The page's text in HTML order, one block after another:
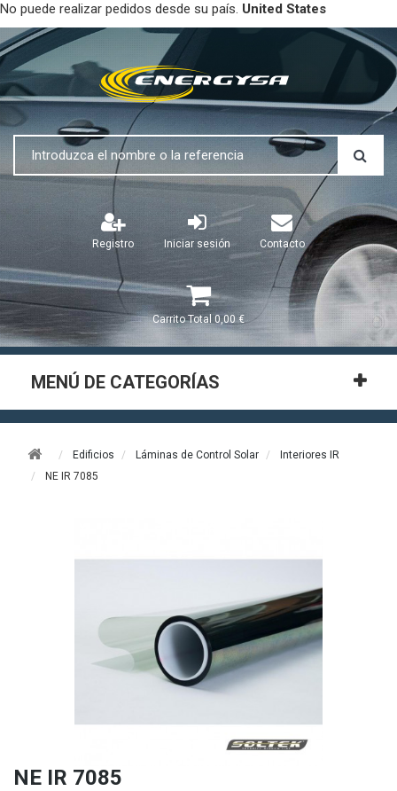
No puede realizar pedidos desde su país. United States
Registro Iniciar sesión Contacto
CarritoTotal 0,00 €
MENÚ DE CATEGORÍAS
Edificios Láminas de Control Solar
Interiores IR
NE IR 7085
NE IR 7085